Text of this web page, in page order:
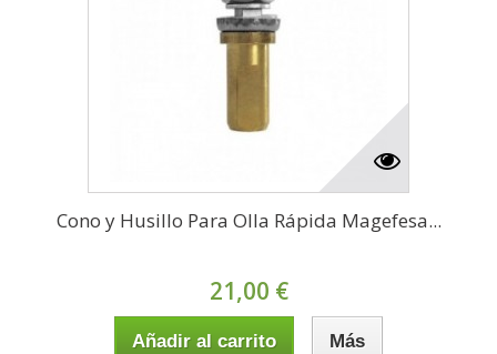
Cono y Husillo Para Olla Rápida Magefesa...
21,00 €
Añadir al carrito Más